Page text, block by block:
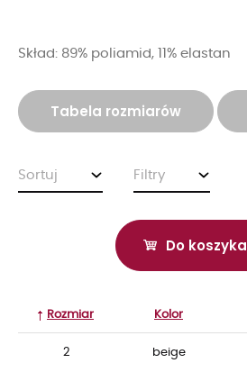
Skład: 89% poliamid, 11% elastan
Tabela rozmiarów
Sortuj Filtry
Do koszyka
Rozmiar Kolor
2 beige